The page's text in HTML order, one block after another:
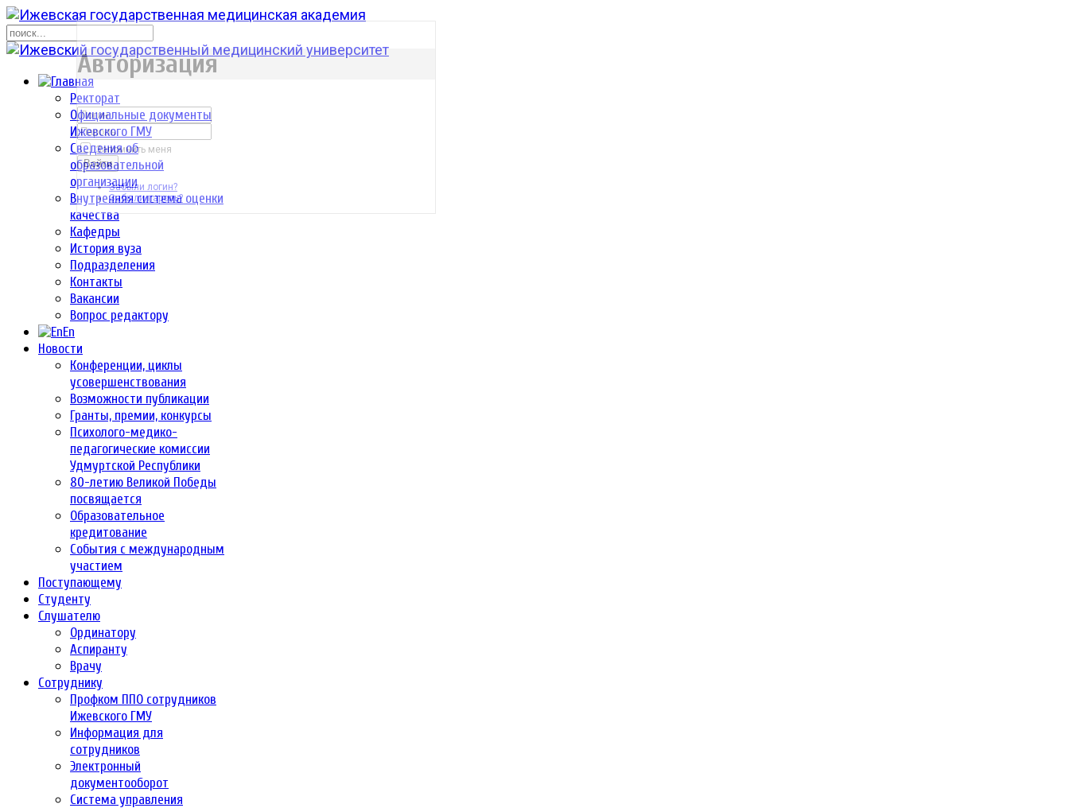
Ректорат
Официальные документы
Ижевского ГМУ
Сведения об
образовательной
организации
Внутренняя система оценки
качества
Кафедры
История вуза
Подразделения
Контакты
Вакансии
Вопрос редактору
En
Новости
Конференции, циклы
усовершенствования
Возможности публикации
Гранты, премии, конкурсы
Психолого-медико-
педагогические комиссии
Удмуртской Республики
80-летию Великой Победы
посвящается
Образовательное
кредитование
События с международным
участием
Поступающему
Студенту
Слушателю
Ординатору
Аспиранту
Врачу
Сотруднику
Профком ППО сотрудников
Ижевского ГМУ
Информация для
сотрудников
Электронный
документооборот
Система управления
р
Авторизация
Запомнить меня
Войти
Забыли логин?
Забыли пароль?